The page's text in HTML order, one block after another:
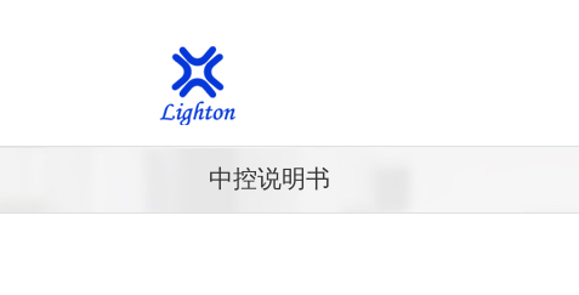
中控说明书